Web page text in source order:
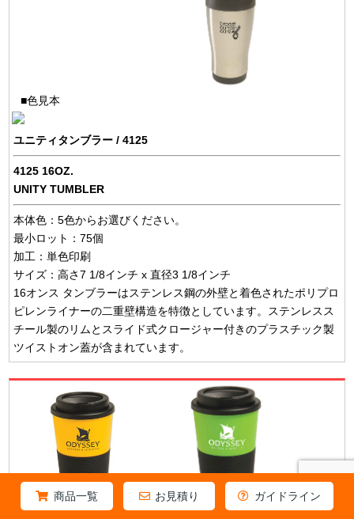
商品一覧 お見積り ガイドライン
■色見本
ユニティタンブラー / 4125
4125 16OZ.
UNITY TUMBLER
本体色：5色からお選びください。
最小ロット：75個
加工：単色印刷
サイズ：高さ7 1/8インチ x 直径3 1/8インチ
16オンス タンブラーはステンレス鋼の外壁と着色されたポリプロ
ピレンライナーの二重壁構造を特徴としています。ステンレスス
チール製のリムとスライド式クロージャー付きのプラスチック製
ツイストオン蓋が含まれています。